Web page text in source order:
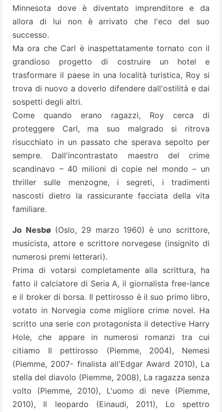
Minnesota dove è diventato imprenditore e da
allora di lui non è arrivato che l'eco del suo
successo.
Ma ora che Carl è inaspettatamente tornato con il
grandioso progetto di costruire un hotel e
trasformare il paese in una località turistica, Roy si
trova di nuovo a doverlo difendere dall'ostilità e dai
sospetti degli altri.
Come quando erano ragazzi, Roy cerca di
proteggere Carl, ma suo malgrado si ritrova
risucchiato in un passato che sperava sepolto per
sempre. Dall'incontrastato maestro del crime
scandinavo – 40 milioni di copie nel mondo – un
thriller sulle menzogne, i segreti, i tradimenti
nascosti dietro la rassicurante facciata della vita
familiare.
Jo Nesbø(Oslo, 29 marzo 1960) è uno scrittore,
musicista, attore e scrittore norvegese (insignito di
numerosi premi letterari).
Prima di votarsi completamente alla scrittura, ha
fatto il calciatore di Seria A, il giornalista free-lance
e il broker di borsa. Il pettirosso è il suo primo libro,
votato in Norvegia come migliore crime novel. Ha
scritto una serie con protagonista il detective Harry
Hole, che appare in numerosi romanzi tra cui
citiamo Il pettirosso (Piemme, 2004), Nemesi
(Piemme, 2007- finalista all'Edgar Award 2010), La
stella del diavolo (Piemme, 2008), La ragazza senza
volto (Piemme, 2010), L'uomo di neve (Piemme,
2010), Il leopardo (Einaudi, 2011), Lo spettro